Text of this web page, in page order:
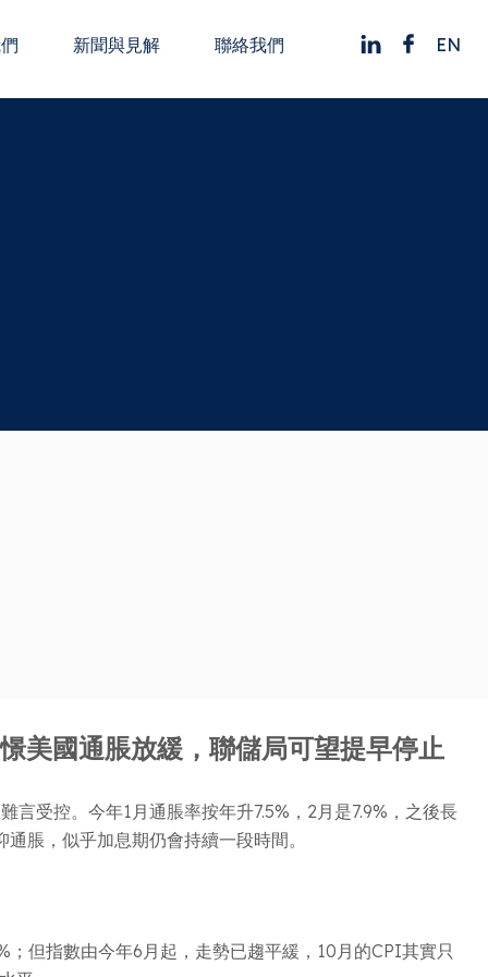
新聞與見解 聯絡我們 EN
美國通脹放緩，聯儲局可望提早停止
受控。今年1月通脹率按年升7.5%，2月是7.9%，之後長
脹，似乎加息期仍會持續一段時間。
但指數由今年6月起，走勢已趨平緩，10月的CPI其實只